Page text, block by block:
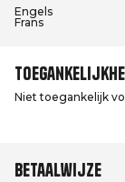
Engels
Frans
Niet toegankelijk
Betaalwijze